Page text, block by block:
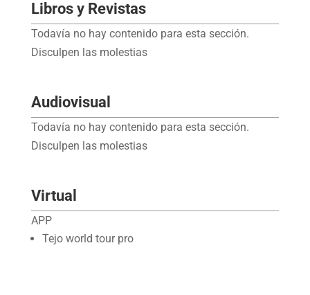
Libros y Revistas
Todavía no hay contenido para esta sección.
Disculpen las molestias
Audiovisual
Todavía no hay contenido para esta sección.
Disculpen las molestias
Virtual
APP
Tejo world tour pro